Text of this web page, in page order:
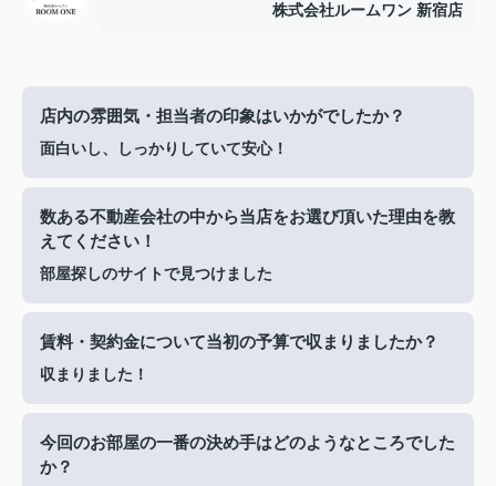
株式会社ルームワン 新宿店
店内の雰囲気・担当者の印象はいかがでしたか？
面白いし、しっかりしていて安心！
数ある不動産会社の中から当店をお選び頂いた理由を教
えてください！
部屋探しのサイトで見つけました
賃料・契約金について当初の予算で収まりましたか？
収まりました！
今回のお部屋の一番の決め手はどのようなところでした
か？